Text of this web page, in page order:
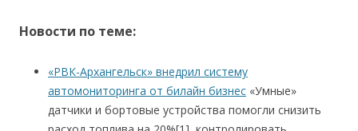
Новости по теме:
«РВК-Архангельск» внедрил систему
автомониторинга от билайн бизнес «Умные»
датчики и бортовые устройства помогли снизить